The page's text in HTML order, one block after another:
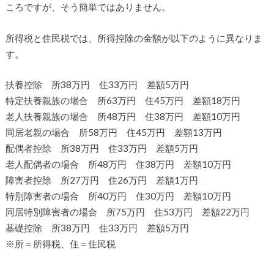
ころですが、そう簡単ではありません。
所得税と住民税では、所得控除の金額が以下のように異なりま
す。
扶養控除 所38万円 住33万円 差額5万円
特定扶養親族の場合 所63万円 住45万円 差額18万円
老人扶養親族の場合 所48万円 住38万円 差額10万円
同居老親の場合 所58万円 住45万円 差額13万円
配偶者控除 所38万円 住33万円 差額5万円
老人配偶者の場合 所48万円 住38万円 差額10万円
障害者控除 所27万円 住26万円 差額1万円
特別障害者の場合 所40万円 住30万円 差額10万円
同居特別障害者の場合 所75万円 住53万円 差額22万円
基礎控除 所38万円 住33万円 差額5万円
※所＝所得税、住＝住民税